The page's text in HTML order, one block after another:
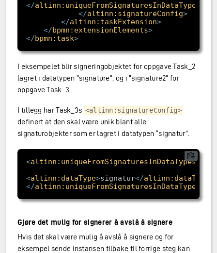
</altinn:uniqueFromSignaturesInDataTypes
</altinn:signatureConfig>
</altinn:taskExtension>
</bpmn:extensionElements>
</bpmn:task>
I eksempelet blir signeringobjektet for oppgave Task_2
lagret i datatypen “signature”, og i “signature2” for
oppgave Task_3.
I tillegg har Task_3s <altinn:signatureConfig>
definert at den skal være unik blant alle
signaturobjekter som er lagret i datatypen “signatur”.
<altinn:uniqueFromSignaturesInDataTypes>
<altinn:dataType>signatur</altinn:dataType
</altinn:uniqueFromSignaturesInDataTypes
Gjøre det mulig for signerer å avslå å signere
Hvis det skal være mulig å avslå å signere og for
eksempel sende instansen tilbake til forrige steg kan